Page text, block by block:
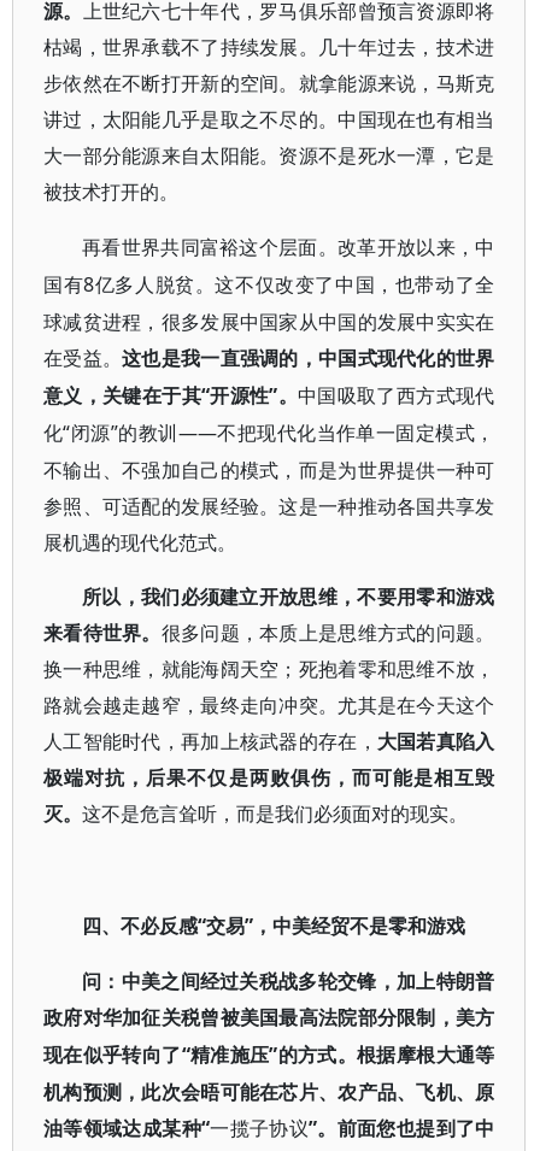
源。
上世纪六七十年代，罗马俱乐部曾预言资源即将
枯竭，世界承载不了持续发展。几十年过去，技术进
步依然在不断打开新的空间。就拿能源来说，马斯克
讲过，太阳能几乎是取之不尽的。中国现在也有相当
大一部分能源来自太阳能。资源不是死水一潭，它是
被技术打开的。
再看世界共同富裕这个层面。改革开放以来，中
国有8亿多人脱贫。这不仅改变了中国，也带动了全
球减贫进程，很多发展中国家从中国的发展中实实在
在受益。这也是我一直强调的，中国式现代化的世界
意义，关键在于其“开源性”。中国吸取了西方式现代
化“闭源”的教训——不把现代化当作单一固定模式，
不输出、不强加自己的模式，而是为世界提供一种可
参照、可适配的发展经验。这是一种推动各国共享发
展机遇的现代化范式。
所以，我们必须建立开放思维，不要用零和游戏
来看待世界。 很多问题，本质上是思维方式的问题。
换一种思维，就能海阔天空；死抱着零和思维不放，
路就会越走越窄，最终走向冲突。尤其是在今天这个
人工智能时代，再加上核武器的存在， 大国若真陷入
极端对抗，后果不仅是两败俱伤，而可能是相互毁
灭。 这不是危言耸听，而是我们必须面对的现实。
四、不必反感“交易”，中美经贸不是零和游戏
问： 中美之间经过关税战多轮交锋，加上特朗普
政府对华加征关税曾被美国最高法院部分限制，美方
现在似乎转向了“精准施压”的方式。根据摩根大通等
机构预测，此次会晤可能在芯片、农产品、飞机、原
油等领域达成某种“一揽子协议”。前面您也提到了中